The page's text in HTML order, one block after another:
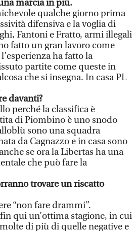
marcia in più.
qualche giorno prima
difensiva e la voglia di
Fantoni e Fratto, armi illegali
fatto un gran lavoro come
ha fatto la
partite come queste in
che si insegna. In casa PL
davanti?
perché la classifica è
di Piombino è uno snodo
sono una squadra
da Cagnazzo e in casa sono
se ora la Libertas ha una
che può fare la
trovare un riscatto
“non fare drammi”.
qui un’ottima stagione, in cui
di più di quelle negative e